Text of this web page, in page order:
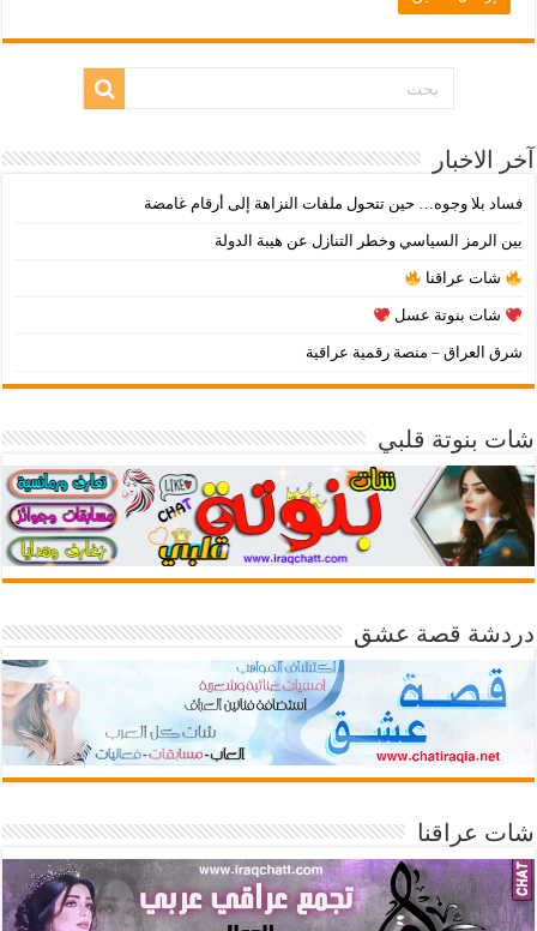
آخر الاخبار
فساد بلا وجوه… حين تتحول ملفات النزاهة إلى أرقام غامضة
بين الرمز السياسي وخطر التنازل عن هيبة الدولة
شات عراقنا
شات بنوتة عسل
شرق العراق – منصة رقمية عراقية
شات بنوتة قلبي
دردشة قصة عشق
شات عراقنا